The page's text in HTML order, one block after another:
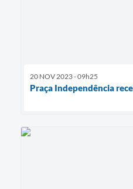
20 NOV 2023 - 09h25
Praça Independência